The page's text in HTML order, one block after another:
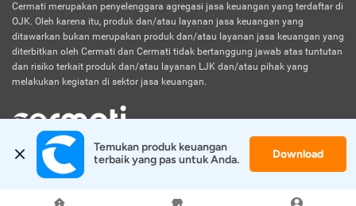
Cermati merupakan penyelenggara agregasi jasa keuangan yang terdaftar di
OJK. Oleh karena itu, produk dan/atau layanan jasa keuangan yang
ditawarkan bukan merupakan produk dan/atau layanan jasa keuangan yang
diterbitkan oleh Cermati dan Cermati tidak bertanggung jawab atas tuntutan
dan risiko terkait produk dan/atau layanan LJK dan/atau pihak yang
melakukan kegiatan di sektor jasa keuangan.
© 2026 Cermati. All Rights Reserved.
Temukan produk keuangan
terbaik yang pas untuk Anda.
Download